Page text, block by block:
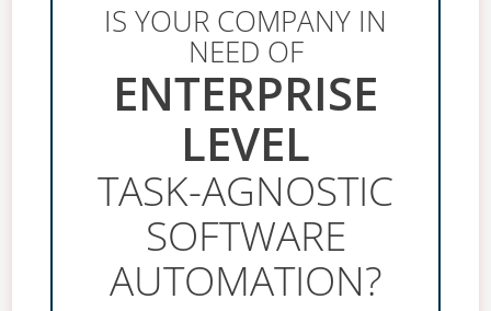
IS YOUR COMPANY IN
NEED OF
ENTERPRISE
LEVEL
TASK-AGNOSTIC
SOFTWARE
AUTOMATION?